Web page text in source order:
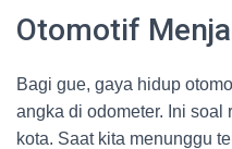
Otomotif
Bagi gue, gaya hidup
angka di odometer. Ini soal
kota. Saat kita menunggu